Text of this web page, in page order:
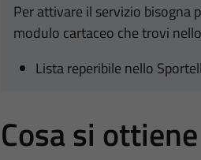
Per attivare il servizio bisogna
modulo cartaceo che trovi
Lista reperibile nello
Cosa si ottiene